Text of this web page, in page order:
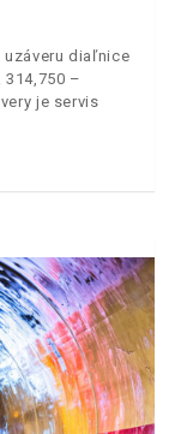
diaľnice
–
je servis